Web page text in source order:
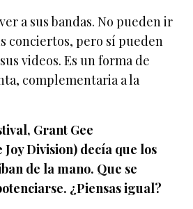
a sus bandas. No pueden ir
conciertos, pero sí pueden
videos. Es un forma de
complementaria a la
Grant Gee
Division) decía que los
de la mano. Que se
¿Piensas igual?